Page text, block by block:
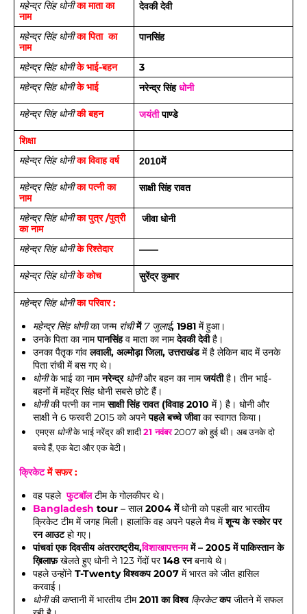
महेन्द्र सिंह धोनी का माता का
नाम
देवकी देवी
महेन्द्र सिंह धोनी का पिता  का
नाम
पानसिंह
महेन्द्र सिंह धोनी के भाई-बहन 3
महेन्द्र सिंह धोनी के भाई नरेन्द्र सिंह धोनी
महेन्द्र सिंह धोनी की बहन जयंती पाण्डे
शिक्षा
महेन्द्र सिंह धोनी का विवाह वर्ष 2010में
महेन्द्र सिंह धोनी का पत्नी का
नाम
साक्षी सिंह रावत
महेन्द्र सिंह धोनी का पुत्र /पुत्री
का नाम
जीवा धोनी
महेन्द्र सिंह धोनी के रिश्तेदार ——
महेन्द्र सिंह धोनी के कोच सुरेंद्र कुमार
महेन्द्र सिंह धोनी का परिवार :
महेन्द्र सिंह धोनी का जन्म रांची में 7 जुलाई, 1981 में हुआ।
उनके पिता का नाम पानसिंह व माता का नाम देवकी देवी है।
उनका पैतृक गांव लवाली, अल्मोड़ा जिला, उत्तराखंड में है लेकिन बाद में उनके
पिता रांची में बस गए थे।
धोनी के भाई का नाम नरेन्द्र धोनी और बहन का नाम जयंती है। तीन भाई-
बहनों में महेंद्र सिंह धोनी सबसे छोटे हैं।
धोनी की पत्नी का नाम साक्षी सिंह रावत (विवाह 2010 में ) है। धोनी और
साक्षी ने 6 फरवरी 2015 को अपने पहले बच्चे जीवा का स्वागत किया।
एमएस धोनी के भाई नरेंद्र की शादी 21 नवंबर 2007 को हुई थी। अब उनके दो
बच्चे हैं, एक बेटा और एक बेटी।
क्रिकेट में सफर :
वह पहले फुटबॉल टीम के गोलकीपर थे।
Bangladesh tour – साल 2004 में धोनी को पहली बार भारतीय
क्रिकेट टीम में जगह मिली। हालांकि वह अपने पहले मैच में शून्य के स्कोर पर
रन आउट हो गए।
पांचवां एक दिवसीय अंतरराष्ट्रीय,विशाखापत्तनम में – 2005 में पाकिस्तान के
ख़िलाफ़ खेलते हुए धोनी ने 123 गेंदों पर 148 रन बनाये थे।
पहले उन्होंने T-Twenty विश्वकप 2007 में भारत को जीत हासिल
करवाई।
धोनी की कप्तानी में भारतीय टीम 2011 का विश्व क्रिकेट कप जीतने में सफल